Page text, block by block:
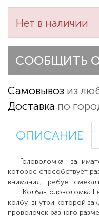
Нет в наличии
СООБЩИТЬ
Самовывоз из
Доставка по
ОПИСАНИЕ
Головоломка -
которое способствует
внимания, требует
"Колба-головоломка
колбу, внутри которой
проволочек разного